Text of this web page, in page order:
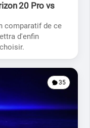
20 Pro vs
comparatif de ce
d'enfin
35